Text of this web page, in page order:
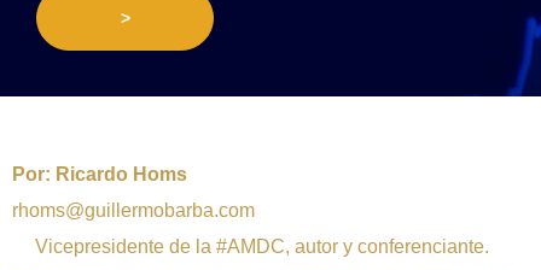
>
Por: Ricardo Homs
rhoms@guillermobarba.com
Vicepresidente de la #AMDC, autor y conferenciante.